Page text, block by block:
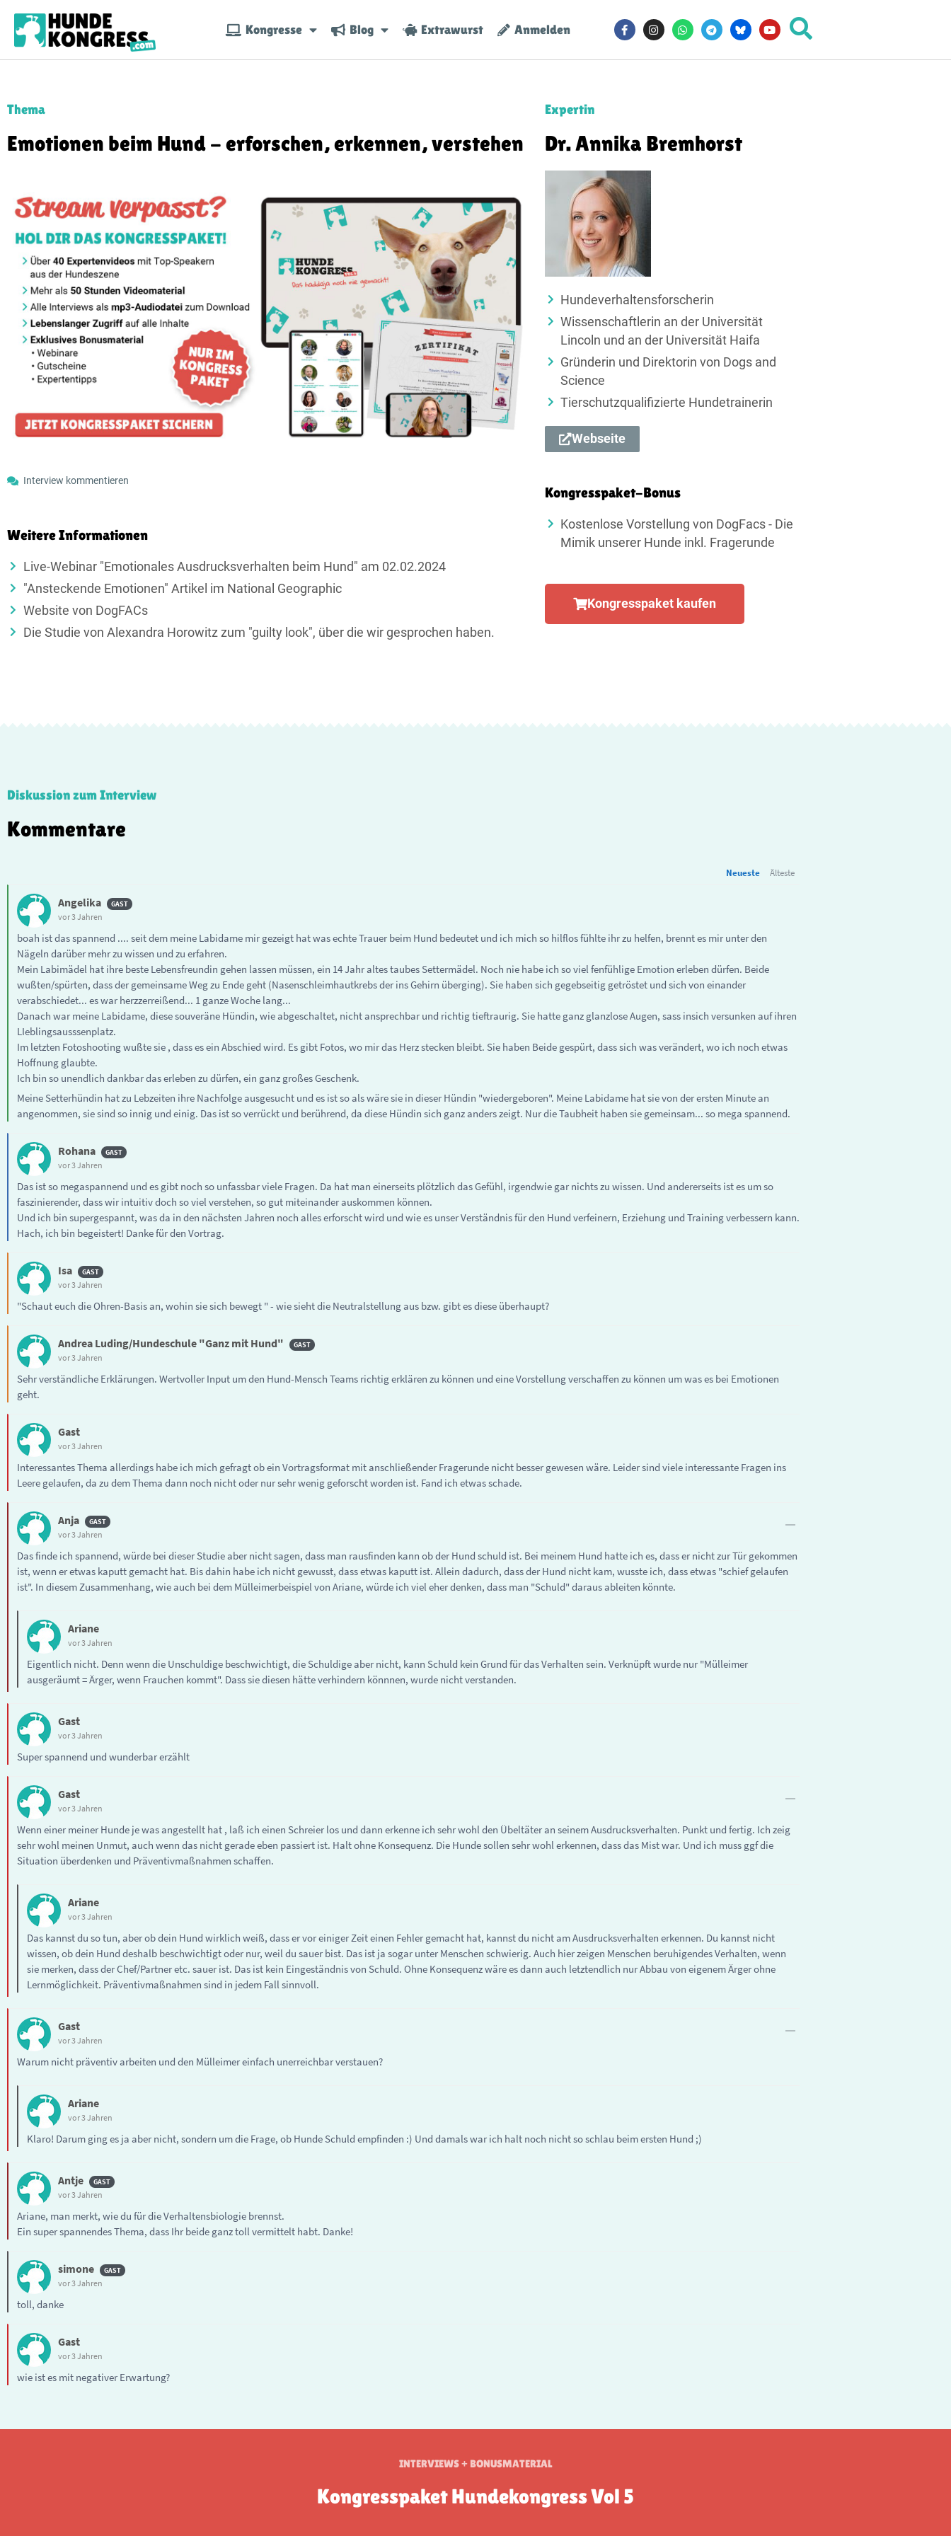
Kongresse Blog Extrawurst Anmelden
Thema
Emotionen beim Hund - erforschen, erkennen, verstehen
Interview kommentieren
Weitere Informationen
Live-Webinar "Emotionales Ausdrucksverhalten beim Hund" am 02.02.2024
"Ansteckende Emotionen" Artikel im National Geographic
Website von DogFACs
Die Studie von Alexandra Horowitz zum "guilty look", über die wir gesprochen haben.
Expertin
Dr. Annika Bremhorst
Hundeverhaltensforscherin
Wissenschaftlerin an der Universität
Lincoln und an der Universität Haifa
Gründerin und Direktorin von Dogs and
Science
Tierschutzqualifizierte Hundetrainerin
Webseite
Kongresspaket-Bonus
Kostenlose Vorstellung von DogFacs - Die
Mimik unserer Hunde inkl. Fragerunde
Kongresspaket kaufen
Diskussion zum Interview
Kommentare
Neueste Älteste
Angelika
vor 3 Jahren
boah ist das spannend .... seit dem meine Labidame mir gezeigt hat was echte Trauer beim Hund bedeutet und ich mich so hilflos fühlte ihr zu helfen, brennt es mir unter den
Nägeln darüber mehr zu wissen und zu erfahren.
Mein Labimädel hat ihre beste Lebensfreundin gehen lassen müssen, ein 14 Jahr altes taubes Settermädel. Noch nie habe ich so viel fenfühlige Emotion erleben dürfen. Beide
wußten/spürten, dass der gemeinsame Weg zu Ende geht (Nasenschleimhautkrebs der ins Gehirn überging). Sie haben sich gegebseitig getröstet und sich von einander
verabschiedet... es war herzzerreißend... 1 ganze Woche lang...
Danach war meine Labidame, diese souveräne Hündin, wie abgeschaltet, nicht ansprechbar und richtig tieftraurig. Sie hatte ganz glanzlose Augen, sass insich versunken auf ihren
LIeblingsausssenplatz.
Im letzten Fotoshooting wußte sie , dass es ein Abschied wird. Es gibt Fotos, wo mir das Herz stecken bleibt. Sie haben Beide gespürt, dass sich was verändert, wo ich noch etwas
Hoffnung glaubte.
Ich bin so unendlich dankbar das erleben zu dürfen, ein ganz großes Geschenk.
Meine Setterhündin hat zu Lebzeiten ihre Nachfolge ausgesucht und es ist so als wäre sie in dieser Hündin "wiedergeboren". Meine Labidame hat sie von der ersten Minute an
angenommen, sie sind so innig und einig. Das ist so verrückt und berührend, da diese Hündin sich ganz anders zeigt. Nur die Taubheit haben sie gemeinsam... so mega spannend.
Rohana
vor 3 Jahren
Das ist so megaspannend und es gibt noch so unfassbar viele Fragen. Da hat man einerseits plötzlich das Gefühl, irgendwie gar nichts zu wissen. Und andererseits ist es um so
faszinierender, dass wir intuitiv doch so viel verstehen, so gut miteinander auskommen können.
Und ich bin supergespannt, was da in den nächsten Jahren noch alles erforscht wird und wie es unser Verständnis für den Hund verfeinern, Erziehung und Training verbessern kann.
Hach, ich bin begeistert! Danke für den Vortrag.
Isa
vor 3 Jahren
"Schaut euch die Ohren-Basis an, wohin sie sich bewegt " - wie sieht die Neutralstellung aus bzw. gibt es diese überhaupt?
Andrea Luding/Hundeschule "Ganz mit Hund"
vor 3 Jahren
Sehr verständliche Erklärungen. Wertvoller Input um den Hund-Mensch Teams richtig erklären zu können und eine Vorstellung verschaffen zu können um was es bei Emotionen
geht.
Gast
vor 3 Jahren
Interessantes Thema allerdings habe ich mich gefragt ob ein Vortragsformat mit anschließender Fragerunde nicht besser gewesen wäre. Leider sind viele interessante Fragen ins
Leere gelaufen, da zu dem Thema dann noch nicht oder nur sehr wenig geforscht worden ist. Fand ich etwas schade.
Anja
vor 3 Jahren
Das finde ich spannend, würde bei dieser Studie aber nicht sagen, dass man rausfinden kann ob der Hund schuld ist. Bei meinem Hund hatte ich es, dass er nicht zur Tür gekommen
ist, wenn er etwas kaputt gemacht hat. Bis dahin habe ich nicht gewusst, dass etwas kaputt ist. Allein dadurch, dass der Hund nicht kam, wusste ich, dass etwas "schief gelaufen
ist". In diesem Zusammenhang, wie auch bei dem Mülleimerbeispiel von Ariane, würde ich viel eher denken, dass man "Schuld" daraus ableiten könnte.
Ariane
vor 3 Jahren
Eigentlich nicht. Denn wenn die Unschuldige beschwichtigt, die Schuldige aber nicht, kann Schuld kein Grund für das Verhalten sein. Verknüpft wurde nur "Mülleimer
ausgeräumt = Ärger, wenn Frauchen kommt". Dass sie diesen hätte verhindern könnnen, wurde nicht verstanden.
Gast
vor 3 Jahren
Super spannend und wunderbar erzählt
Gast
vor 3 Jahren
Wenn einer meiner Hunde je was angestellt hat , laß ich einen Schreier los und dann erkenne ich sehr wohl den Übeltäter an seinem Ausdrucksverhalten. Punkt und fertig. Ich zeig
sehr wohl meinen Unmut, auch wenn das nicht gerade eben passiert ist. Halt ohne Konsequenz. Die Hunde sollen sehr wohl erkennen, dass das Mist war. Und ich muss ggf die
Situation überdenken und Präventivmaßnahmen schaffen.
Ariane
vor 3 Jahren
Das kannst du so tun, aber ob dein Hund wirklich weiß, dass er vor einiger Zeit einen Fehler gemacht hat, kannst du nicht am Ausdrucksverhalten erkennen. Du kannst nicht
wissen, ob dein Hund deshalb beschwichtigt oder nur, weil du sauer bist. Das ist ja sogar unter Menschen schwierig. Auch hier zeigen Menschen beruhigendes Verhalten, wenn
sie merken, dass der Chef/Partner etc. sauer ist. Das ist kein Eingeständnis von Schuld. Ohne Konsequenz wäre es dann auch letztendlich nur Abbau von eigenem Ärger ohne
Lernmöglichkeit. Präventivmaßnahmen sind in jedem Fall sinnvoll.
Gast
vor 3 Jahren
Warum nicht präventiv arbeiten und den Mülleimer einfach unerreichbar verstauen?
Ariane
vor 3 Jahren
Klaro! Darum ging es ja aber nicht, sondern um die Frage, ob Hunde Schuld empfinden :) Und damals war ich halt noch nicht so schlau beim ersten Hund ;)
Antje
vor 3 Jahren
Ariane, man merkt, wie du für die Verhaltensbiologie brennst.
Ein super spannendes Thema, dass Ihr beide ganz toll vermittelt habt. Danke!
simone
vor 3 Jahren
toll, danke
Gast
vor 3 Jahren
wie ist es mit negativer Erwartung?
INTERVIEWS + BONUSMATERIAL
Kongresspaket Hundekongress Vol 5